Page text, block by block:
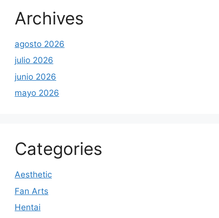
Archives
agosto 2026
julio 2026
junio 2026
mayo 2026
Categories
Aesthetic
Fan Arts
Hentai